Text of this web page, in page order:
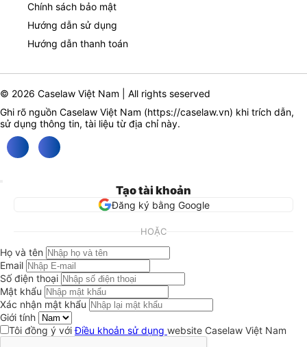
Chính sách bảo mật
Hướng dẫn sử dụng
Hướng dẫn thanh toán
© 2026 Caselaw Việt Nam | All rights seserved
Ghi rõ nguồn Caselaw Việt Nam (https://caselaw.vn) khi trích dẫn,
sử dụng thông tin, tài liệu từ địa chỉ này.
Tạo tài khoản
Đăng ký bằng Google
HOẶC
Họ và tên
Email
Số điện thoại
Mật khẩu
Xác nhận mật khẩu
Giới tính
Tôi đồng ý vớiĐiều khoản sử dụng website Caselaw Việt Nam